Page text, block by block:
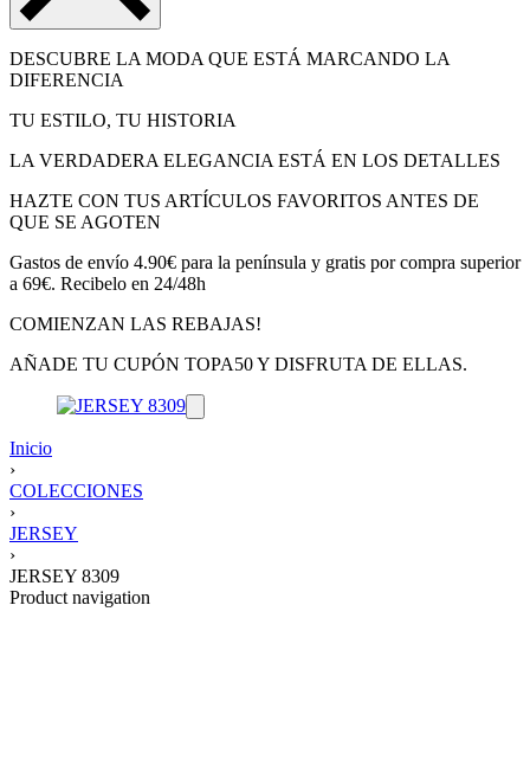
DESCUBRE LA MODA QUE ESTÁ MARCANDO LA
DIFERENCIA
TU ESTILO, TU HISTORIA
LA VERDADERA ELEGANCIA ESTÁ EN LOS DETALLES
HAZTE CON TUS ARTÍCULOS FAVORITOS ANTES DE
QUE SE AGOTEN
Gastos de envío 4.90€ para la península y gratis por compra superior
a 69€. Recibelo en 24/48h
COMIENZAN LAS REBAJAS!
AÑADE TU CUPÓN TOPA50 Y DISFRUTA DE ELLAS.
Inicio
›
COLECCIONES
›
JERSEY
›
JERSEY 8309
Product navigation